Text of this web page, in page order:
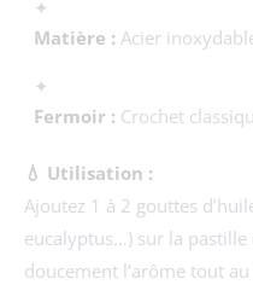
✦
Matière : Acier
✦
Fermoir : Crochet
💧 Utilisation :
Ajoutez 1 à 2 gouttes
eucalyptus…) sur la
doucement l’arôme tout